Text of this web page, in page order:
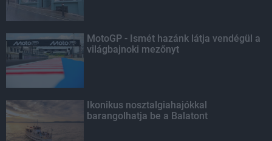
MotoGP - Ismét hazánk látja vendégül a
világbajnoki mezőnyt
Ikonikus nosztalgiahajókkal
barangolhatja be a Balatont